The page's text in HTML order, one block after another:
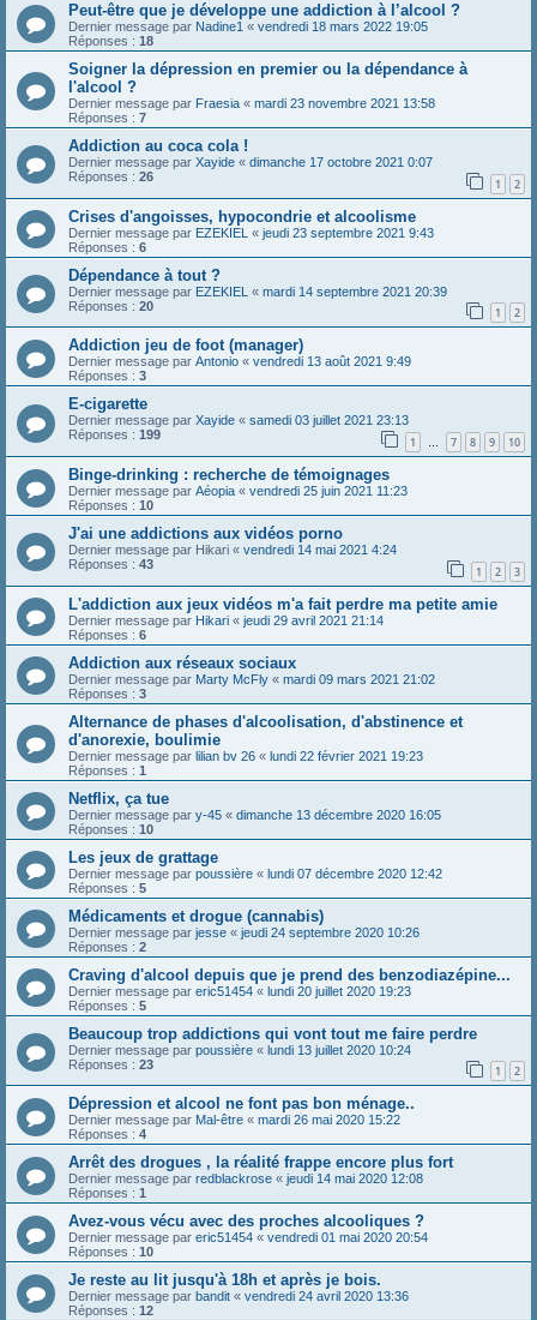
Peut-être que je développe une addiction à l’alcool ?
Dernier message par Nadine1 « vendredi 18 mars 2022 19:05
Réponses : 18
Soigner la dépression en premier ou la dépendance à
l'alcool ?
Dernier message par Fraesia « mardi 23 novembre 2021 13:58
Réponses : 7
Addiction au coca cola !
Dernier message par Xayide « dimanche 17 octobre 2021 0:07
Réponses : 26 1 2
Crises d'angoisses, hypocondrie et alcoolisme
Dernier message par EZEKIEL « jeudi 23 septembre 2021 9:43
Réponses : 6
Dépendance à tout ?
Dernier message par EZEKIEL « mardi 14 septembre 2021 20:39
Réponses : 20 1 2
Addiction jeu de foot (manager)
Dernier message par Antonio « vendredi 13 août 2021 9:49
Réponses : 3
E-cigarette
Dernier message par Xayide « samedi 03 juillet 2021 23:13
Réponses : 199 1 … 7 8 9 10
Binge-drinking : recherche de témoignages
Dernier message par Aéopia « vendredi 25 juin 2021 11:23
Réponses : 10
J'ai une addictions aux vidéos porno
Dernier message par Hikari « vendredi 14 mai 2021 4:24
Réponses : 43 1 2 3
L'addiction aux jeux vidéos m'a fait perdre ma petite amie
Dernier message par Hikari « jeudi 29 avril 2021 21:14
Réponses : 6
Addiction aux réseaux sociaux
Dernier message par Marty McFly « mardi 09 mars 2021 21:02
Réponses : 3
Alternance de phases d'alcoolisation, d'abstinence et
d'anorexie, boulimie
Dernier message par lilian bv 26 « lundi 22 février 2021 19:23
Réponses : 1
Netflix, ça tue
Dernier message par y-45 « dimanche 13 décembre 2020 16:05
Réponses : 10
Les jeux de grattage
Dernier message par poussière « lundi 07 décembre 2020 12:42
Réponses : 5
Médicaments et drogue (cannabis)
Dernier message par jesse « jeudi 24 septembre 2020 10:26
Réponses : 2
Craving d'alcool depuis que je prend des benzodiazépine...
Dernier message par eric51454 « lundi 20 juillet 2020 19:23
Réponses : 5
Beaucoup trop addictions qui vont tout me faire perdre
Dernier message par poussière « lundi 13 juillet 2020 10:24
Réponses : 23 1 2
Dépression et alcool ne font pas bon ménage..
Dernier message par Mal-être « mardi 26 mai 2020 15:22
Réponses : 4
Arrêt des drogues , la réalité frappe encore plus fort
Dernier message par redblackrose « jeudi 14 mai 2020 12:08
Réponses : 1
Avez-vous vécu avec des proches alcooliques ?
Dernier message par eric51454 « vendredi 01 mai 2020 20:54
Réponses : 10
Je reste au lit jusqu'à 18h et après je bois.
Dernier message par bandit « vendredi 24 avril 2020 13:36
Réponses : 12